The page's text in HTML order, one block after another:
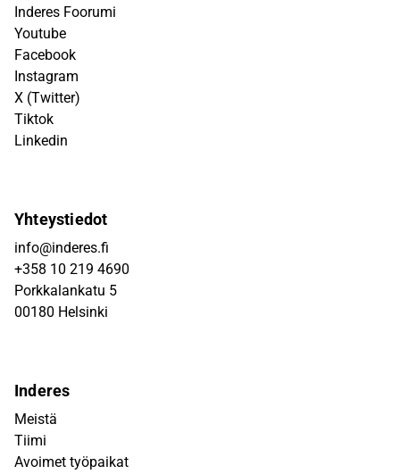
Inderes Foorumi
Youtube
Facebook
Instagram
X (Twitter)
Tiktok
Linkedin
Yhteystiedot
info@inderes.fi
+358 10 219 4690
Porkkalankatu 5
00180 Helsinki
Inderes
Meistä
Tiimi
Avoimet työpaikat